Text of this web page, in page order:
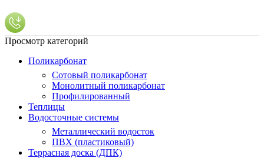
Просмотр категорий
Поликарбонат
Сотовый поликарбонат
Монолитный поликарбонат
Профилированный
Теплицы
Водосточные системы
Металлический водосток
ПВХ (пластиковый)
Террасная доска (ДПК)